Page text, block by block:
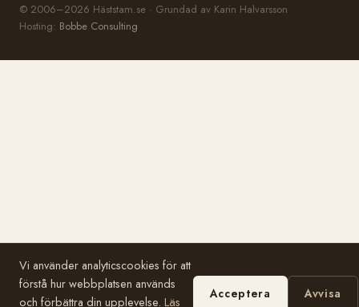
© 2006–2026 Häststam.se · Grundad av Karin Halvarsson
Hosting: Bobbe Consulting
Vi använder analyticscookies för att
förstå hur webbplatsen används
och förbättra din upplevelse. Läs
Acceptera Avvisa